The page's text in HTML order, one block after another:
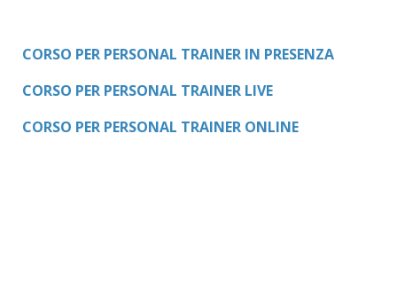
CORSO PER PERSONAL TRAINER IN PRESENZA
CORSO PER PERSONAL TRAINER LIVE
CORSO PER PERSONAL TRAINER ONLINE